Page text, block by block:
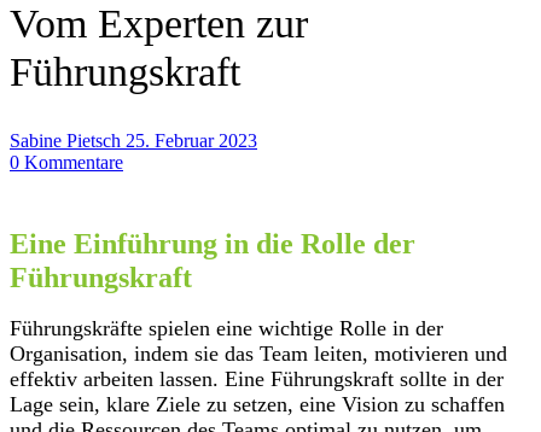
Vom Experten zur
Führungskraft
Sabine Pietsch 25. Februar 2023
0 Kommentare
Eine Einführung in die Rolle der
Führungskraft
Führungskräfte spielen eine wichtige Rolle in der
Organisation, indem sie das Team leiten, motivieren und
effektiv arbeiten lassen. Eine Führungskraft sollte in der
Lage sein, klare Ziele zu setzen, eine Vision zu schaffen